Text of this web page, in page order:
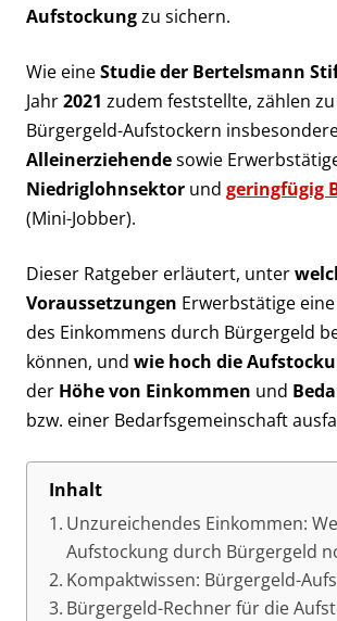
Aufstockungzu sichern.
Wie eineStudie der Bertelsmann
Jahr2021 zudem feststellte, zählen
Bürgergeld-Aufstockern
Alleinerziehendesowie
Niedriglohnsektor und geringfügig
(Mini-Jobber).
Dieser Ratgeber erläutert, unter
Voraussetzungen Erwerbstätige
des Einkommens durch Bürgergeld
können, und wie hoch die
der Höhe von Einkommen und
bzw. einer Bedarfsgemeinschaft
Inhalt
Unzureichendes Einkommen:
Aufstockung durch Bürgergeld
Kompaktwissen: Bürgergeld-
Bürgergeld-Rechner für die